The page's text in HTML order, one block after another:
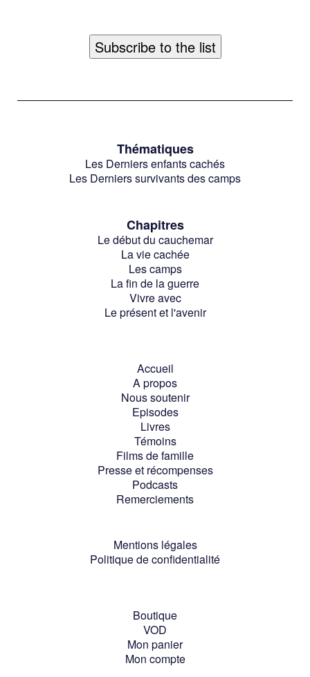
Thématiques
Les Derniers enfants cachés
Les Derniers survivants des camps
Chapitres
Le début du cauchemar
La vie cachée
Les camps
La fin de la guerre
Vivre avec
Le présent et l'avenir
Accueil
A propos
Nous soutenir
Episodes
Livres
Témoins
Films de famille
Presse et récompenses
Podcasts
Remerciements
Mentions légales
Politique de confidentialité
Boutique
VOD
Mon panier
Mon compte